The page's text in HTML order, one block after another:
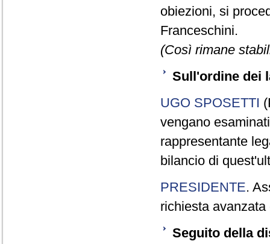
obiezioni, si
Franceschini.
(Così rimane
Sull'ordine dei
UGO SPOSETTI
vengano
rappresentante
bilancio di
PRESIDENTE.
richiesta
Seguito della